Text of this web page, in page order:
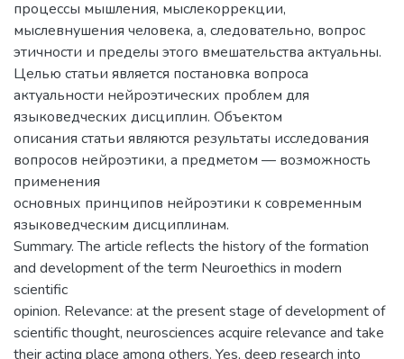
процессы мышления, мыслекоррекции,
мыслевнушения человека, а, следовательно, вопрос
этичности и пределы этого вмешательства актуальны.
Целью статьи является постановка вопроса
актуальности нейроэтических проблем для
языковедческих дисциплин. Объектом
описания статьи являются результаты исследования
вопросов нейроэтики, а предметом — возможность
применения
основных принципов нейроэтики к современным
языковедческим дисциплинам.
Summary. The article reflects the history of the formation
and development of the term Neuroethics in modern
scientific
opinion. Relevance: at the present stage of development of
scientific thought, neurosciences acquire relevance and take
their acting place among others. Yes, deep research into